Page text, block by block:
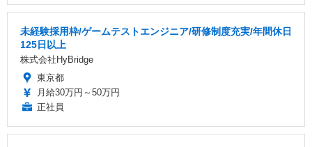
未経験採用枠/ゲームテストエンジニア/研修制度充実/年間休日
125日以上
株式会社HyBridge
東京都
月給30万円～50万円
正社員